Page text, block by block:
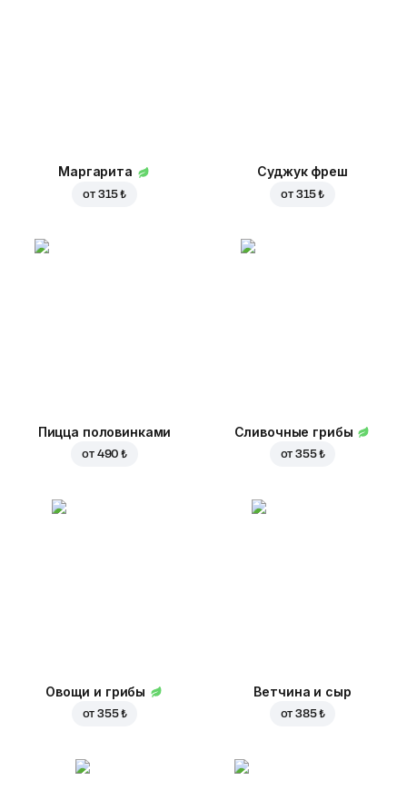
Маргарита
от 315 ₺
Суджук фреш
от 315 ₺
Пицца половинками
от 490 ₺
Сливочные грибы
от355 ₺
Овощи и грибы
от355 ₺
Ветчина и сыр
от385 ₺